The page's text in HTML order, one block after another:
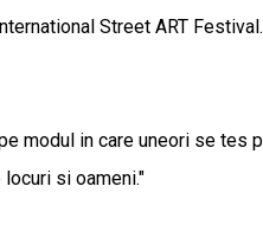
Street ART Festival.
modul in care uneori se
si oameni."